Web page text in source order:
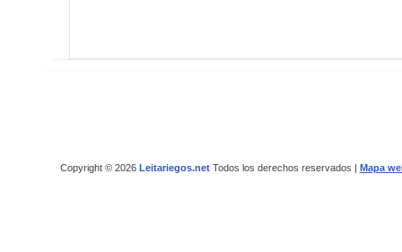
Copyright © 2026 Leitariegos.netTodos los derechos reservados | Mapa